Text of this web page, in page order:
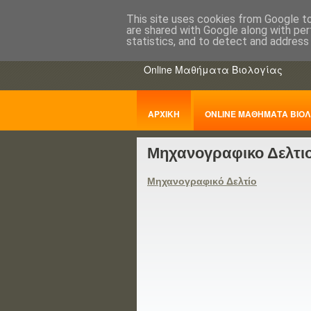
Online Μαθήματα Βιολογίας
ΑΡΧΙΚΗ ONLINE ΜΑΘΗΜΑΤΑ
ΠΑΝΕΛΛΑΔΙΚΕΣ
Μηχανογραφικο
Μηχανογραφικό Δελτίο
This site uses cookies from Google
are shared with Google along with
statistics, and to detect and address